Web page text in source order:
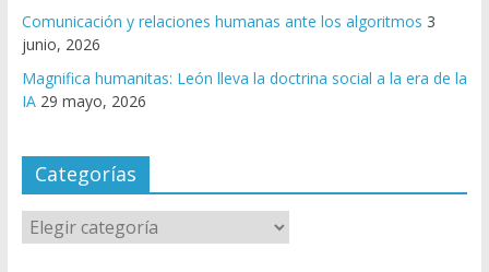
Comunicación y relaciones humanas ante los algoritmos 3
junio, 2026
Magnifica humanitas: León lleva la doctrina social a la era de la
IA 29 mayo, 2026
Categorías